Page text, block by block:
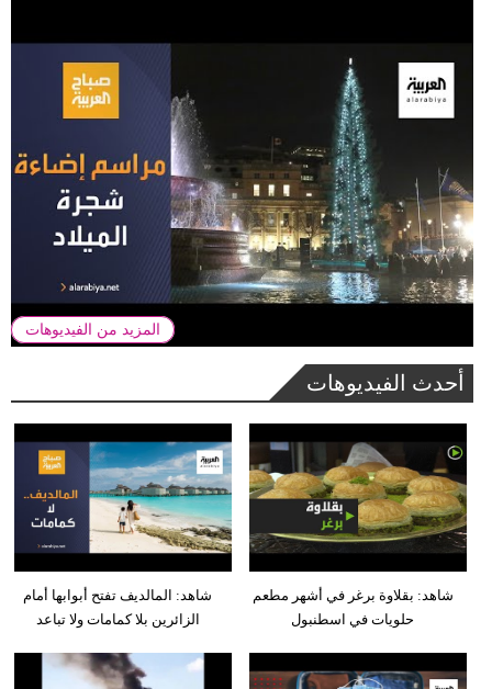
المزيد من الفيديوهات
أحدث الفيديوهات
شاهد: المالديف تفتح أبوابها أمام
الزائرين بلا كمامات ولا تباعد
شاهد: بقلاوة برغر في أشهر مطعم
حلويات في اسطنبول